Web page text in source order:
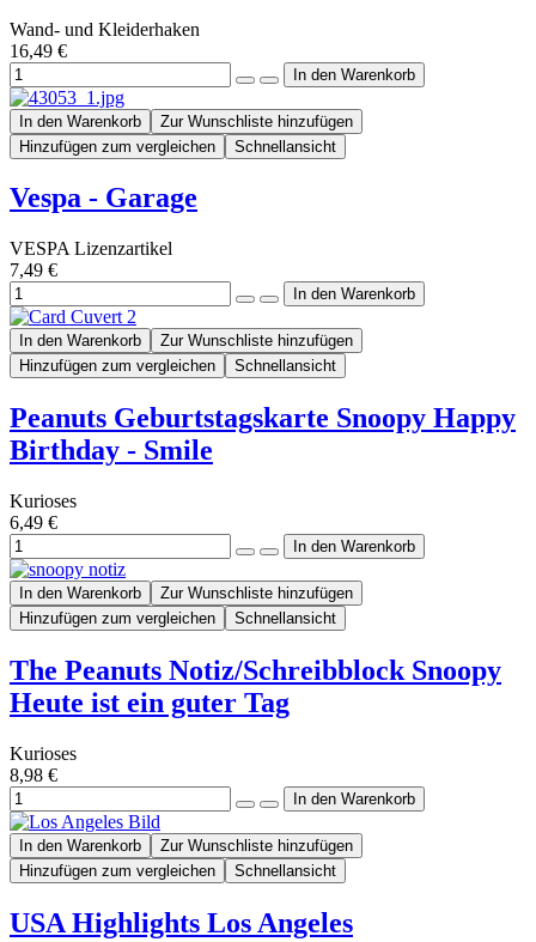
Wand- und Kleiderhaken
16,49 €
In den Warenkorb
Zur Wunschliste hinzufügen
Hinzufügen zum vergleichen
Schnellansicht
Vespa - Garage
VESPA Lizenzartikel
7,49 €
In den Warenkorb
Zur Wunschliste hinzufügen
Hinzufügen zum vergleichen
Schnellansicht
Peanuts Geburtstagskarte Snoopy Happy
Birthday - Smile
Kurioses
6,49 €
In den Warenkorb
Zur Wunschliste hinzufügen
Hinzufügen zum vergleichen
Schnellansicht
The Peanuts Notiz/Schreibblock Snoopy
Heute ist ein guter Tag
Kurioses
8,98 €
In den Warenkorb
Zur Wunschliste hinzufügen
Hinzufügen zum vergleichen
Schnellansicht
USA Highlights Los Angeles